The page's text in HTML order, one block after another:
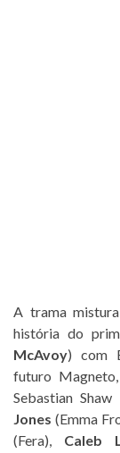
A trama
história do
McAvoy) com
futuro
Sebastian Shaw
Jones (Emma
(Fera), Caleb